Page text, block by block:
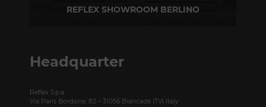
REFLEX SHOWROOM BERLINO
Headquarter
Reflex S.p.a.
Via Paris Bordone, 82 – 31056 Biancade (TV) Italy